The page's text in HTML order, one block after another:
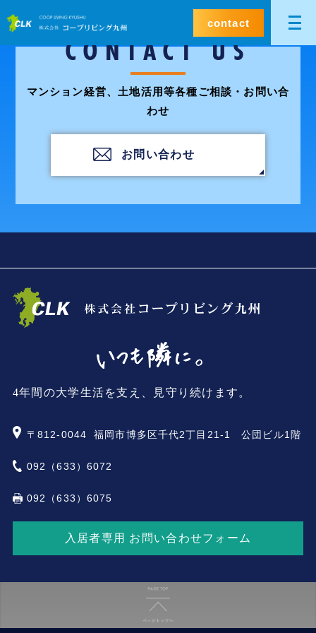
contact
CONTACT US
マンション経営、土地活用等各種ご相談・お問い合
わせ
お問い合わせ
4年間の大学生活を支え、見守り続けます。
〒812-0044 福岡市博多区千代2丁目21-1 公団ビル1階
092（633）6072
092（633）6075
入居者専用 お問い合わせフォーム